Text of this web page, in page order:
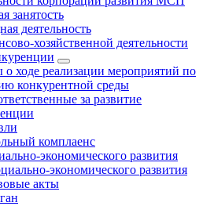
занятость
деятельность
хозяйственной деятельности
о ходе реализации мероприятий по
конкурентной среды
за развитие
комплаенс
экономического развития
экономического развития
акты